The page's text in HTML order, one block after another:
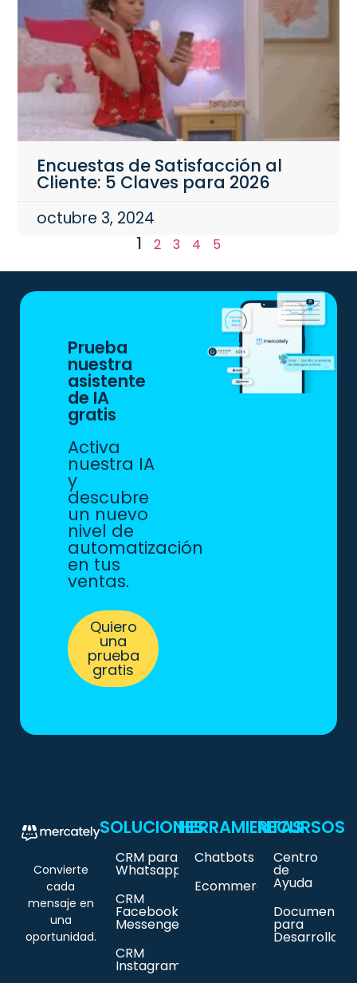
Encuestas de Satisfacción al
Cliente: 5 Claves para 2026
octubre 3, 2024
1
2 3 4 5
Prueba
nuestra
asistente
de IA
gratis
Activa
nuestra IA
y
descubre
un nuevo
nivel de
automatización
en tus
ventas.
Quiero
una
prueba
gratis
Convierte
cada
mensaje en
una
oportunidad.
SOLUCIONES
CRM para
Whatsapp
CRM
Facebook
Messenger
CRM
Instagram
HERRAMIENTAS
Chatbots
Ecommerce
RECURSOS
Centro
de
Ayuda
para